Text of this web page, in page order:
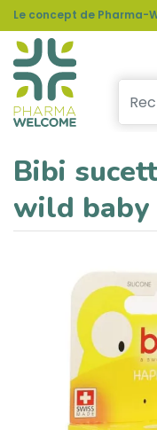
Le concept de Pharma-
Bibi
wild baby